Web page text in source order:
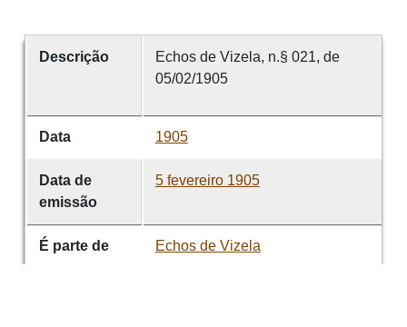
Descrição
Echos de Vizela, n.§ 021, de
05/02/1905
Data 1905
Data de
emissão
5 fevereiro 1905
É parte de Echos de Vizela